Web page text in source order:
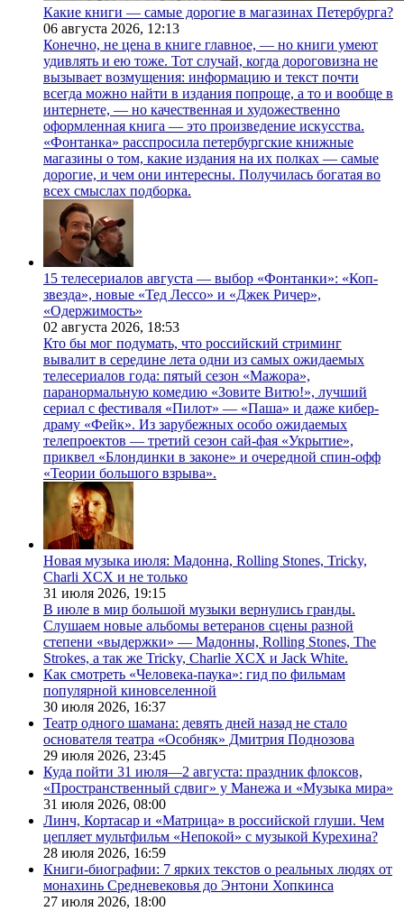
Какие книги — самые дорогие в магазинах Петербурга?
06 августа 2026, 12:13
Конечно, не цена в книге главное, — но книги умеют
удивлять и ею тоже. Тот случай, когда дороговизна не
вызывает возмущения: информацию и текст почти
всегда можно найти в издания попроще, а то и вообще в
интернете, — но качественная и художественно
оформленная книга — это произведение искусства.
«Фонтанка» расспросила петербургские книжные
магазины о том, какие издания на их полках — самые
дорогие, и чем они интересны. Получилась богатая во
всех смыслах подборка.
15 телесериалов августа — выбор «Фонтанки»: «Коп-
звезда», новые «Тед Лессо» и «Джек Ричер»,
«Одержимость»
02 августа 2026, 18:53
Кто бы мог подумать, что российский стриминг
вывалит в середине лета одни из самых ожидаемых
телесериалов года: пятый сезон «Мажора»,
паранормальную комедию «Зовите Витю!», лучший
сериал с фестиваля «Пилот» — «Паша» и даже кибер-
драму «Фейк». Из зарубежных особо ожидаемых
телепроектов — третий сезон сай-фая «Укрытие»,
приквел «Блондинки в законе» и очередной спин-офф
«Теории большого взрыва».
Новая музыка июля: Мадонна, Rolling Stones, Tricky,
Charli XCX и не только
31 июля 2026, 19:15
В июле в мир большой музыки вернулись гранды.
Слушаем новые альбомы ветеранов сцены разной
степени «выдержки» — Мадонны, Rolling Stones, The
Strokes, а так же Tricky, Charlie XCX и Jack White.
Как смотреть «Человека-паука»: гид по фильмам
популярной киновселенной
30 июля 2026, 16:37
Театр одного шамана: девять дней назад не стало
основателя театра «Особняк» Дмитрия Поднозова
29 июля 2026, 23:45
Куда пойти 31 июля—2 августа: праздник флоксов,
«Пространственный сдвиг» у Манежа и «Музыка мира»
31 июля 2026, 08:00
Линч, Кортасар и «Матрица» в российской глуши. Чем
цепляет мультфильм «Непокой» с музыкой Курехина?
28 июля 2026, 16:59
Книги-биографии: 7 ярких текстов о реальных людях от
монахинь Средневековья до Энтони Хопкинса
27 июля 2026, 18:00